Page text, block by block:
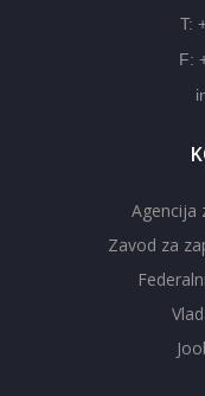
T:
F:
Agencija
Zavod za